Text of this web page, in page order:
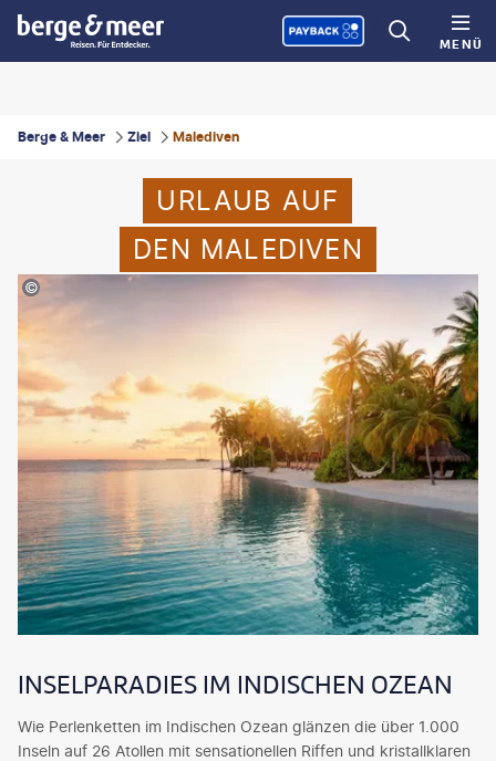
MENÜ
Berge & Meer Ziel Malediven
URLAUB AUF
DEN MALEDIVEN
gty
INSELPARADIES IM INDISCHEN OZEAN
Wie Perlenketten im Indischen Ozean glänzen die über 1.000
Inseln auf 26 Atollen mit sensationellen Riffen und kristallklaren